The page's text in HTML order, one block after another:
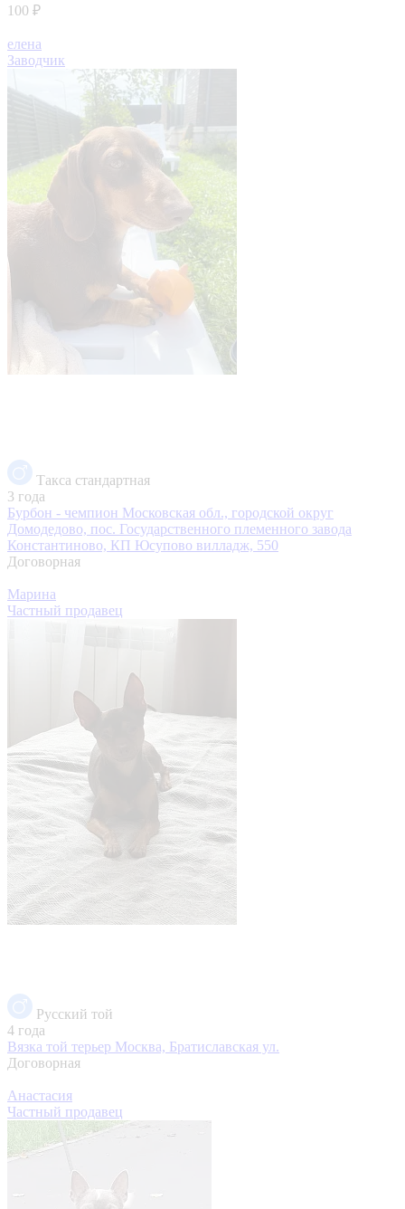
100 ₽
елена
Заводчик
Такса стандартная
3 года
Бурбон - чемпион Московская обл., городской округ
Домодедово, пос. Государственного племенного завода
Константиново, КП Юсупово вилладж, 550
Договорная
Марина
Частный продавец
Русский той
4 года
Вязка той терьер Москва, Братиславская ул.
Договорная
Анастасия
Частный продавец